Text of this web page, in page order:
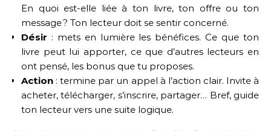
En quoi est-elle liée à ton livre, ton offre ou ton
message ? Ton lecteur doit se sentir concerné.
Désir : mets en lumière les bénéfices. Ce que ton
livre peut lui apporter, ce que d’autres lecteurs en
ont pensé, les bonus que tu proposes.
Action : termine par un appel à l’action clair. Invite à
acheter, télécharger, s’inscrire, partager… Bref, guide
ton lecteur vers une suite logique.